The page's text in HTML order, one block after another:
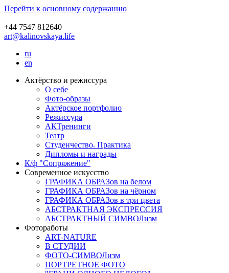
Перейти к основному содержанию
+44 7547 812640
art@kalinovskaya.life
ru
en
Актёрство и режиссура
О себе
Фото-образы
Актёрское портфолио
Режиссура
АКТренинги
Театр
Студенчество. Практика
Дипломы и награды
К/ф "Сопряжение"
Современное искусство
ГРАФИКА ОБРАЗов на белом
ГРАФИКА ОБРАЗов на чёрном
ГРАФИКА ОБРАЗов в три цвета
АБСТРАКТНАЯ ЭКСПРЕССИЯ
АБСТРАКТНЫЙ СИМВОЛизм
Фотоработы
ART-NATURE
В СТУДИИ
ФОТО-СИМВОЛизм
ПОРТРЕТНОЕ ФОТО